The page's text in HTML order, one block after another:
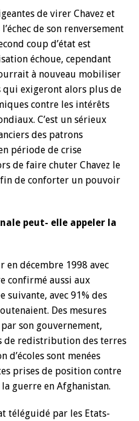
de virer Chavez et
de son renversement
coup d’état est
échoue, cependant
à nouveau mobiliser
qui exigeront alors plus de
contre les intérêts
C’est un sérieux
des patrons
période de crise
de faire chuter Chavez le
de conforter un pouvoir
peut- elle appeler la
en décembre 1998 avec
confirmé aussi aux
suivante, avec 91% des
Des mesures
son gouvernement,
de redistribution des terres
d’écoles sont menées
prises de position contre
guerre en Afghanistan.
téléguidé par les Etats-